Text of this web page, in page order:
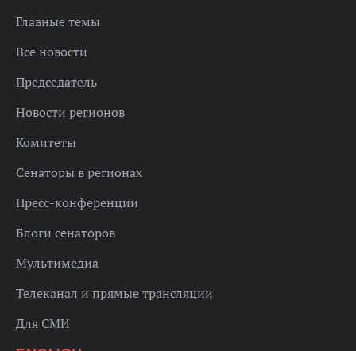
Главные темы
Все новости
Председатель
Новости регионов
Комитеты
Сенаторы в регионах
Пресс-конференции
Блоги сенаторов
Мультимедиа
Телеканал и прямые трансляции
Для СМИ